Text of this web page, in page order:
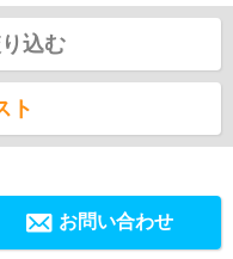
込む
ト
お問い合わせ